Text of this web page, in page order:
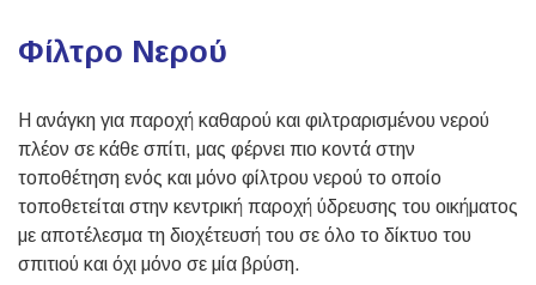
Φίλτρο Νερού
Η ανάγκη για παροχή καθαρού και φιλτραρισμένου νερού
πλέον σε κάθε σπίτι, μας φέρνει πιο κοντά στην
τοποθέτηση ενός και μόνο φίλτρου νερού το οποίο
τοποθετείται στην κεντρική παροχή ύδρευσης του οικήματος
με αποτέλεσμα τη διοχέτευσή του σε όλο το δίκτυο του
σπιτιού και όχι μόνο σε μία βρύση.